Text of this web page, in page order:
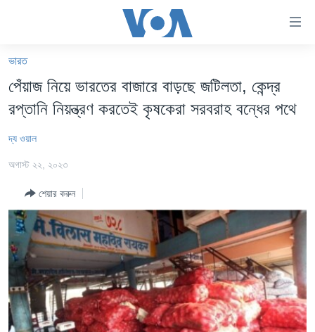
যান।
প্রধান
ন্যাভিগেশনে
যান
যান
বাংলাদেশ
ভারত
দক্ষিণ-এশিয়া
সম্পাদকীয়
টেলিভিশন
ভিডিও
ভারত
পেঁয়াজ নিয়ে ভারতের বাজারে বাড়ছে জটিলতা, কেন্দ্র
রপ্তানি নিয়ন্ত্রণ করতেই কৃষকেরা সরবরাহ বন্ধের পথে
দ্য ওয়াল
অগাস্ট ২২, ২০২৩
শেয়ার করুন